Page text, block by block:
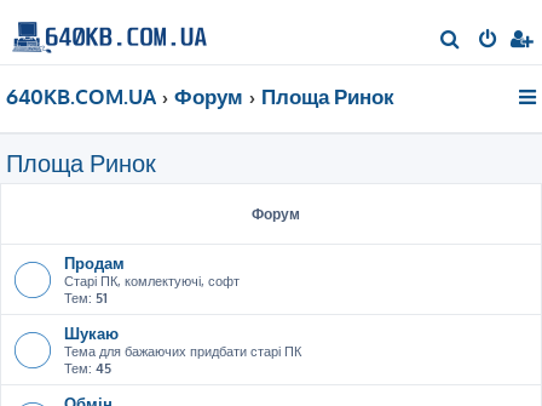
о
640KB.COM.UA Форум Площа Ринок
Площа Ринок
Форум
Продам
Старі ПК, комлектуючі, софт
Тем: 51
Шукаю
Тема для бажаючих придбати старі ПК
Тем: 45